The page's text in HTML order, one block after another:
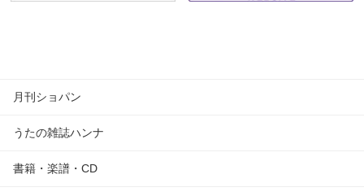
月刊ショパン
うたの雑誌ハンナ
書籍・楽譜・CD